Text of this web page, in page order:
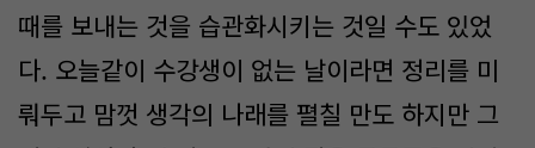
때를 보내는 것을 습관화시키는 것일 수도 있었
다. 오늘같이 수강생이 없는 날이라면 정리를 미
뤄두고 맘껏 생각의 나래를 펼칠 만도 하지만 그